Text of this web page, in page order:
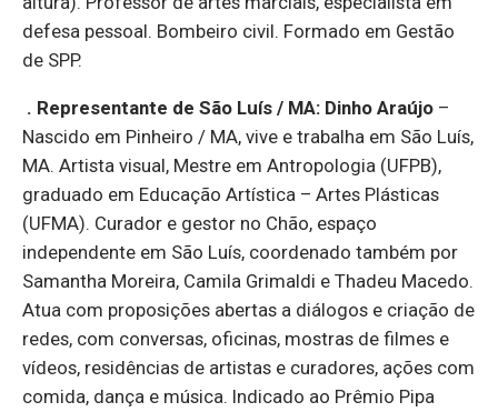
defesa pessoal. Bombeiro civil. Formado em Gestão
de SPP.
. Representante de São Luís / MA: Dinho Araújo –
Nascido em Pinheiro / MA, vive e trabalha em São Luís,
MA. Artista visual, Mestre em Antropologia (UFPB),
graduado em Educação Artística – Artes Plásticas
(UFMA). Curador e gestor no Chão, espaço
independente em São Luís, coordenado também por
Samantha Moreira, Camila Grimaldi e Thadeu Macedo.
Atua com proposições abertas a diálogos e criação de
redes, com conversas, oficinas, mostras de filmes e
vídeos, residências de artistas e curadores, ações com
comida, dança e música. Indicado ao Prêmio Pipa